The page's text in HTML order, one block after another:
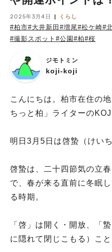
2025年3月4日 くらし
#柏市#大井新田 #増尾#松ケ崎#
#撮影スポット #公園 #柏#桜
ジモトミン
koji-koji
こんにちは。柏市在住の
ちっと柏」ライターの
明日3月5日は啓蟄（けいち
啓蟄は、二十四節気の立
で、春が来る直前に冬眠
る時期。
「啓」は開く・開放、「
に隠れて閉じこもる）こと